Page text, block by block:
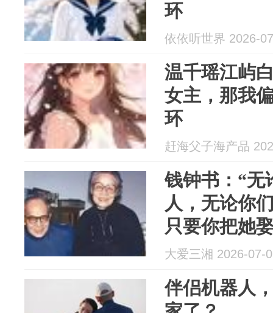
环
依依听世界 2026-
温千瑶江屿
女主，那我
环
赶海父子海产品
钱钟书：“无
人，无论你
只要你把她
她了，你也
大爱三湘 2026-07-
伴侣机器人